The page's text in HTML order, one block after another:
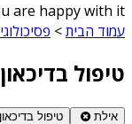
are happy with it
עמוד הבית>
טיפול
אילת טיפול